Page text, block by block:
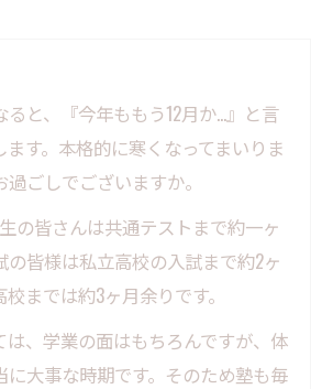
ると、『今年ももう12月か…』と言
ます。本格的に寒くなってまいりま
ごしでございますか。
の皆さんは共通テストまで約一ヶ
の皆様は私立高校の入試まで約2ヶ
までは約3ヶ月余りです。
は、学業の面はもちろんですが、体
に大事な時期です。そのため塾も毎